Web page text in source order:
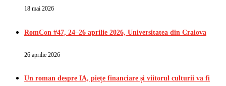
18 mai 2026
RomCon #47, 24–26 aprilie 2026, Universitatea din Craiova
26 aprilie 2026
Un roman despre IA, piețe financiare și viitorul culturii va fi